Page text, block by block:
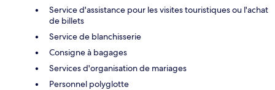
Service d'assistance pour les visites touristiques ou l'achat
de billets
Service de blanchisserie
Consigne à bagages
Services d'organisation de mariages
Personnel polyglotte